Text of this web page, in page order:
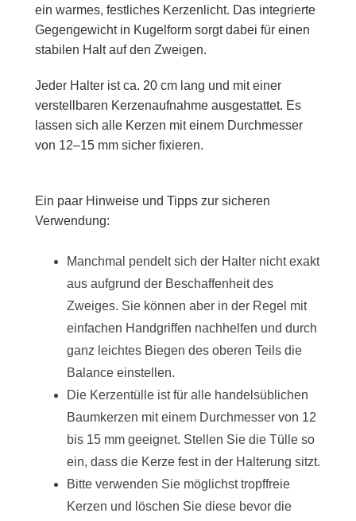
ein warmes, festliches Kerzenlicht. Das integrierte
Gegengewicht in Kugelform sorgt dabei für einen
stabilen Halt auf den Zweigen.
Jeder Halter ist ca. 20 cm lang und mit einer
verstellbaren Kerzenaufnahme ausgestattet. Es
lassen sich alle Kerzen mit einem Durchmesser
von 12–15 mm sicher fixieren.
Ein paar Hinweise und Tipps zur sicheren
Verwendung:
Manchmal pendelt sich der Halter nicht exakt
aus aufgrund der Beschaffenheit des
Zweiges. Sie können aber in der Regel mit
einfachen Handgriffen nachhelfen und durch
ganz leichtes Biegen des oberen Teils die
Balance einstellen.
Die Kerzentülle ist für alle handelsüblichen
Baumkerzen mit einem Durchmesser von 12
bis 15 mm geeignet. Stellen Sie die Tülle so
ein, dass die Kerze fest in der Halterung sitzt.
Bitte verwenden Sie möglichst tropffreie
Kerzen und löschen Sie diese bevor die